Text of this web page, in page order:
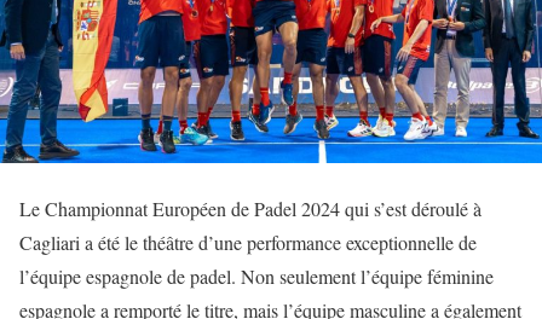
Le Championnat Européen de Padel 2024 qui s’est déroulé à
Cagliari a été le théâtre d’une performance exceptionnelle de
l’équipe espagnole de padel. Non seulement l’équipe féminine
espagnole a remporté le titre, mais l’équipe masculine a également